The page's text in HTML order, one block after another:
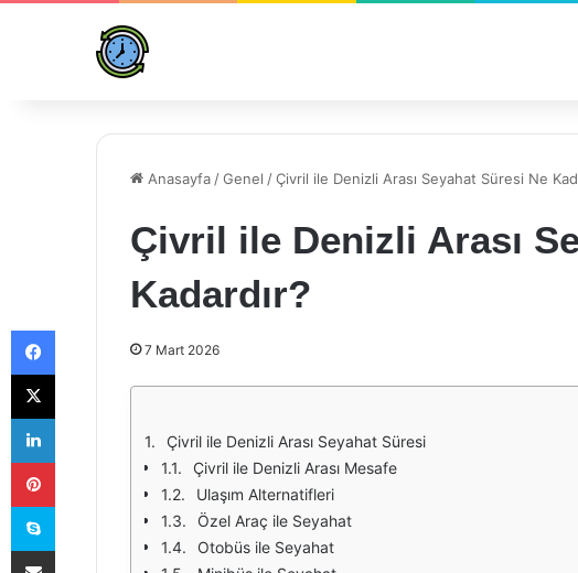
Anasayfa /Genel /Çivril ile Denizli Arası Seyahat Süresi Ne
Çivril ile Denizli Arası
Kadardır?
7 Mart 2026
Çivril ile Denizli Arası Seyahat Süresi
Çivril ile Denizli Arası Mesafe
Ulaşım Alternatifleri
Özel Araç ile Seyahat
Otobüs ile Seyahat
Facebook
X
LinkedIn
Pinterest
Skype
E-Posta ile paylaş